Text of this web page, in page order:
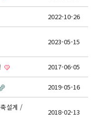
2022-10-26
2023-05-15
2017-06-05
2019-05-16
설계 /
2018-02-13
사 과정평가형)
사)(과정평가형)
크/SPRING)
글,엑셀,파워포인트)